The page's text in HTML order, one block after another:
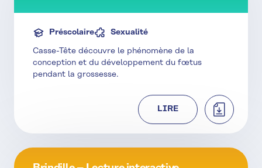
Préscolaire Sexualité
Casse-Tête découvre le phénomène de la
conception et du développement du fœtus
pendant la grossesse.
LIRE